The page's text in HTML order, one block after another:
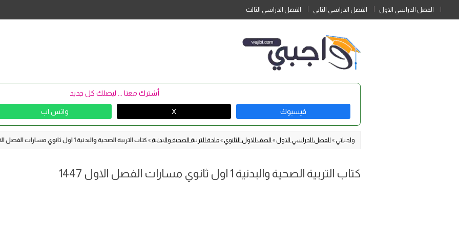
الفصل الدراسي الاول الفصل الدراسي الثاني الفصل الدراسي الثالث
أشترك معنا ... ليصلك كل جديد
فيسبوك X واتس اب
واجباتي » الفصل الدراسي الاول» الصف الاول الثانوي »مادة التربية الصحية والبدنية » كتاب التربية الصحية والبدنية 1 اول ثانوي مسارات الفصل الاول 1447
كتاب التربية الصحية والبدنية 1 اول ثانوي مسارات الفصل الاول 1447